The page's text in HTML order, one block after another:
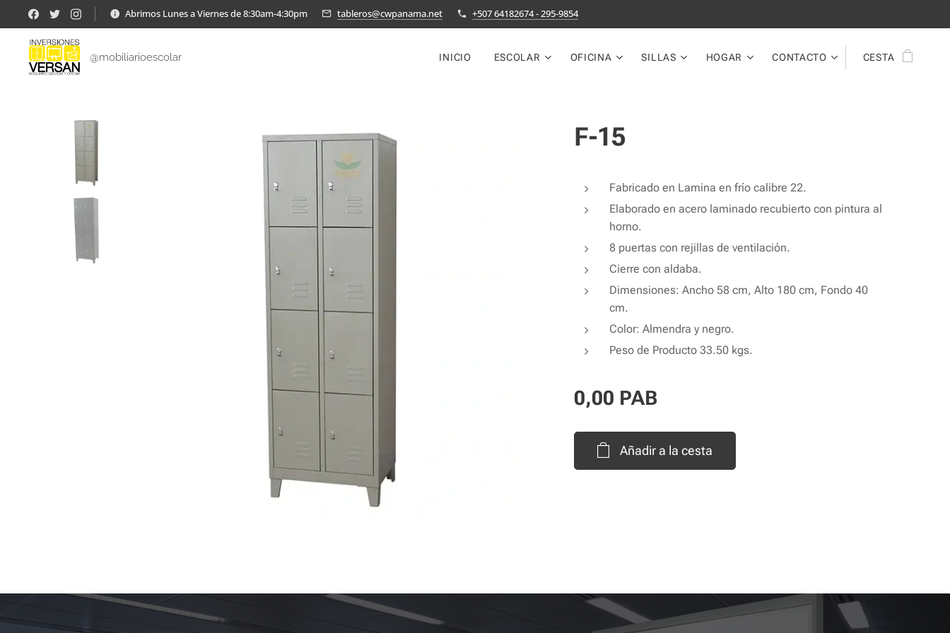
Abrimos Lunes a Viernes de 8:30am-4:30pm tableros@cwpanama.net +507 64182674 - 295-9854
@mobiliarioescolar INICIO ESCOLAR OFICINA SILLAS HOGAR CONTACTO CESTA
F-15
Fabricado en Lamina en frío calibre 22.
Elaborado en acero laminado recubierto con pintura al
horno.
8 puertas con rejillas de ventilación.
Cierre con aldaba.
Dimensiones: Ancho 58 cm, Alto 180 cm, Fondo 40
cm.
Color: Almendra y negro.
Peso de Producto 33.50 kgs.
0,00 PAB
Añadir a la cesta